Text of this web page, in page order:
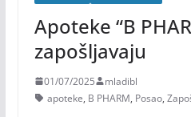
Apoteke “B
zapošljavaju
01/07/2025
mladibl
apoteke, B PHARM, Posao,